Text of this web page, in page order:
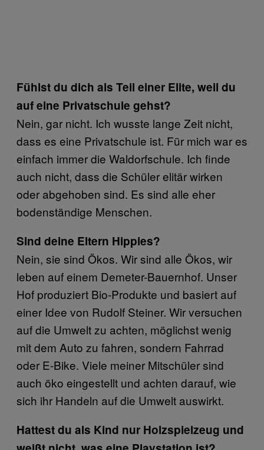
Fühlst du dich als Teil einer Elite, weil du
auf eine Privatschule gehst?
Nein, gar nicht. Ich wusste lange Zeit nicht,
dass es eine Privatschule ist. Für mich war es
einfach immer die Waldorfschule. Ich finde
auch nicht, dass die Schüler elitär wirken
oder abgehoben sind. Es sind alle eher
bodenständige Menschen.
Sind deine Eltern Hippies?
Nein, sie sind Ökos. Wir sind alle Ökos, wir
leben auf einem Demeter-Bauernhof. Unser
Hof produziert Bio-Produkte und basiert auf
einer Idee von Rudolf Steiner. Wir versuchen
auf die Umwelt zu achten, möglichst wenig
mit dem Auto zu fahren, sondern Fahrrad
oder E-Bike. Viele meiner Mitschüler sind
auch öko eingestellt und achten darauf, wie
sich ihr Handeln auf die Umwelt auswirkt.
Hattest du als Kind nur Holzspielzeug und